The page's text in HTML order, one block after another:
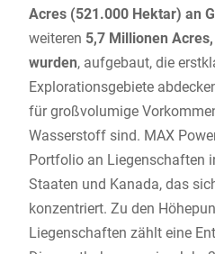
Acres (521.000 Hektar) an
weiteren 5,7 Millionen
wurden, aufgebaut, die
Explorationsgebiete
für großvolumige
Wasserstoff sind. MAX
Portfolio an Liegenschaften
Staaten und Kanada, das
konzentriert. Zu den
Liegenschaften zählt eine